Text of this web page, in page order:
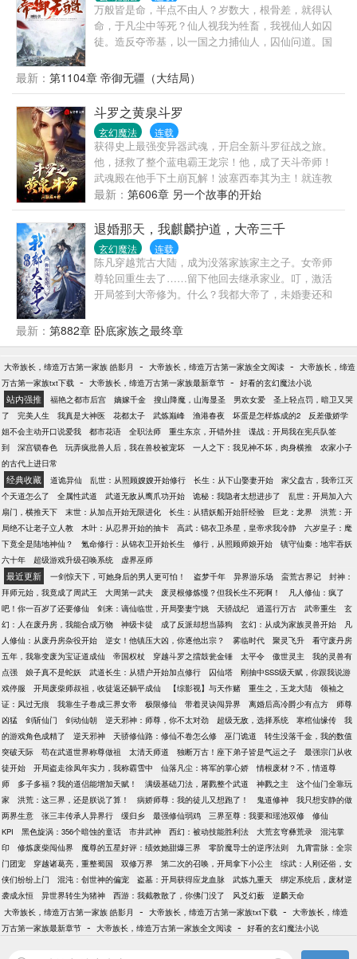
尽情遨游，重取名‘七彩混天凌’。 原始天尊又赐予
了两件神器级的宝物，就放他四处云游了。一件是‘佛
祖金莲’，本是如来坐下金莲，赌棋输于原始天尊的，
神界中是最顶级的法宝。另一件更了不得，乃是原始
天尊压箱底的宝物‘昊天神剑’，此神剑据传是整个星系
压缩而成，被原始天尊于天火中祭练了数万年乃成，
号称九天十地诸般神魔两界内无坚不摧，以原始天尊
之能也不过发挥神剑三成的神威，张三丰只能用出一
成的效果，神魔两界就少有人挡了。顾此，别人都叫
他三宝道人。 张三丰奉师命云游，结识了孙大
圣，不打不相识，结为兄弟，被孙大圣撺掇着跑到西
方神界，又认识了鬼精灵的雅典娜。三个人都是没事
惹事的主，把个西方诸神搅了个天翻地覆，被西方诸
神‘亲切’的称为‘三害’。后孙悟空成功泡上了嫦娥归隐
花果山，剩下两个也坠入爱河隐居奥林匹亚圣山顶的
雅典娜神宫，却不料招来一场灭顶大祸！ 由于两
人互传东西方魔法与道术之密，相互结合，能力大
增！被东西方诸神所忌，两方联合剿灭张三丰，雅典
诸神同归于尽！此役之后东西方神族失去了七位主
神，这一天被后世称作“诸神的黄昏”。而张三丰转生异
界大陆的大汉王国，凭借数百年炼成的老狐狸智慧，
开始异界之旅……本文故事也就因此而起！
万般皆是命，半点不由人？岁数大，根骨差，就得认
命，于凡尘中等死？仙人视我为牲畜，我视仙人如囚
徒。造反夺帝基，以一国之力捕仙人，囚仙问道。国
改命。吾名洪战，帝御无疆。
最新： 第1104章 帝御无疆（大结局）
斗罗之黄泉斗罗
玄幻魔法 连载
获得史上最强变异器武魂，开启全新斗罗征战之旅。
他，拯救了整个蓝电霸王龙宗！他，成了天斗帝师！
武魂殿在他手下土崩瓦解！波塞西奉其为主！就连教
皇比比东与圣女千仞雪为之倾倒……
最新： 第606章 另一个故事的开始
退婚那天，我麒麟护道，大帝三千
玄幻魔法 连载
陈凡穿越荒古大陆，成为没落家族家主之子。女帝师
尊轮回重生去了……留下他回去继承家业。叮，激活
开局签到大帝修为。什么？我都大帝了，未婚妻还和
直到后来他才知道，家族老祖弟子都卧底到了别的势
力，父亲更是卧底到了其他世界大陆！某一天，陈凡
再次归来忽然多了一个小二十多岁的魔神妹妹！“哥
哥，该回大陆了！”……
最新： 第882章 卧底家族之最终章
大帝族长，缔造万古第一家族 皓影月 - 大帝族长，缔造万古第一家族全文阅读 - 大帝族长，缔造
万古第一家族txt下载 - 大帝族长，缔造万古第一家族最新章节 - 好看的玄幻魔法小说
站内强推 福艳之都市后宫 嫡嫁千金 搜山降魔，山海显圣 男欢女爱
圣上轻点罚，暗卫又哭
了
完美人生 我真是大神医 花都太子 武炼巅峰 渔港春夜 坏蛋是怎样炼成的2
反差傲娇学
姐不会主动开口说爱我
都市花语 全职法师 重生东京，开错外挂
谍战：开局我在宪兵队签
到
深宫锁春色 玩弄疯批兽人后，我在兽校被宠坏 一人之下：我见神不坏，肉身横推
农家小子
的古代上进日常
经典收藏 道诡异仙 乱世：从照顾嫂嫂开始修行 长生：从下山娶妻开始
家父盘古，我帝江灭
个天道怎么了
全属性武道 武道无敌从鹰爪功开始 诡秘：我隐者太想进步了
乱世：开局加入六
扇门，横推天下
末世：从加点开始无限进化 长生：从猎妖船开始肝经验 巨龙：龙界
洪荒：开
局绝不让老子立人教
木叶：从忍界开始的抽卡 高武：锦衣卫杀星，皇帝求我冷静
六岁皇子：麾
下竟全是陆地神仙？
氪命修行：从锦衣卫开始长生 修行，从照顾师娘开始
镇守仙秦：地牢吞妖
六十年
超级游戏升级召唤系统 虚界巫师
最近更新 一剑惊天下，可她身后的男人更可怕！ 盗梦千年 异界游乐场 蛮荒古界记
封神：
拜师元始，我竟成了周武王
大周第一武夫 废灵根修炼慢？但我长生不死啊！
凡人修仙：疯了
吧！你一百岁了还要修仙
剑来：谪仙临世，开局娶妻宁姚 天骄战纪 逍遥行万古 武帝重生
玄
幻：人在废丹房，我能合成万物
神级卡徒 成了反派却想当舔狗 玄幻：从成为家族灵兽开始
凡
人修仙：从废丹房杂役开始
逆女！他镇压大凶，你逐他出宗？ 雾临时代 聚灵飞升
看守废丹房
五年，我靠变废为宝证道成仙
帝国权杖 穿越斗罗之擂鼓瓮金锤 太平令 傲世灵主
我的灵兽有
点强
娘子真不是蛇妖 武道长生：从猎户开始加点修行 囚仙塔
刚抽中SSS级天赋，你跟我说游
戏停服
开局废柴师叔祖，收徒返还躺平成仙 【综影视】与天作赌 重生之，玉龙大陆
领袖之
证：风过无痕
我靠生子卷成三界女帝 极限修仙 带着灵诀闯异界 离婚后高冷爵少有点方
师尊
凶猛
剑斩仙门 剑动仙朝 逆天邪神：师尊，你不太对劲 超级无敌，选择系统 寒棺仙缘传
我
的游戏角色成精了
逆天邪神 天骄修仙路：修仙不卷怎么修 巫门诡道
转生没落千金，我的数值
突破天际
苟在武道世界称尊做祖 太清天师道 独断万古！座下弟子皆是气运之子
最强宗门从收
徒开始
开局盗走徐凤年实力，我称霸雪中 仙落凡尘：将军的掌心娇
情根废材？不，情道尊
师
多子多福？我的道侣能增加天赋！ 满级基础刀法，屠戮整个武道 神戮之主
这个仙门全靠玩
家
洪荒：这三界，还是朕说了算！ 病娇师尊：我的徒儿又想跑了！ 鬼道修神
我只想安静的做
两界生意
张三丰传承人异界行 缓归乡 最强修仙弱鸡 三界至尊：我要和瑶池双修
修仙
KPI
黑色旋涡：356个暗蚀的童话 市井武神 西幻：被动技能胜利法 大荒玄穹彝荒录
混沌掌
印
修炼废柴闯仙界 魔尊的五星好评：绩效她甜爆三界 零阶魔导士的逆序法则
九霄雷脉：全宗
门团宠
穿越诸葛亮，重整蜀国 双修万界 第二次的召唤，开局拿下小公主
综武：人刚还俗，女
侠们纷纷上门
混沌：创世神的偏宠 盗墓：开局获得应龙血脉 武炼九重天
绑定系统后，废材逆
袭成永恒
异世界转生为猪神 西游：我截教散了，你佛门没了 风爻幻薮
逆麟天命
大帝族长，缔造万古第一家族 皓影月
- 大帝族长，缔造万古第一家族txt下载 - 大帝族长，缔造
万古第一家族最新章节 - 大帝族长，缔造万古第一家族全文阅读 - 好看的玄幻魔法小说